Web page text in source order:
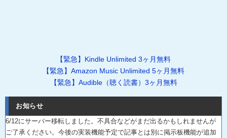
【緊急】Kindle Unlimited 3ヶ月無料
【緊急】Amazon Music Unlimited 5ヶ月無料
【緊急】Audible（聴く読書）3ヶ月無料
お知らせ
6/12にサーバー移転しました。不具合などがまだ出るかもしれませんが
ご了承ください。今後の実装機能予定で記事とは別に掲示板機能が追加